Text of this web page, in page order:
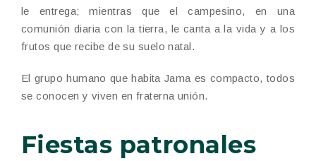
le entrega; mientras que el campesino, en una
comunión diaria con la tierra, le canta a la vida y a los
frutos que recibe de su suelo natal.
El grupo humano que habita Jama es compacto, todos
se conocen y viven en fraterna unión.
Fiestas patronales